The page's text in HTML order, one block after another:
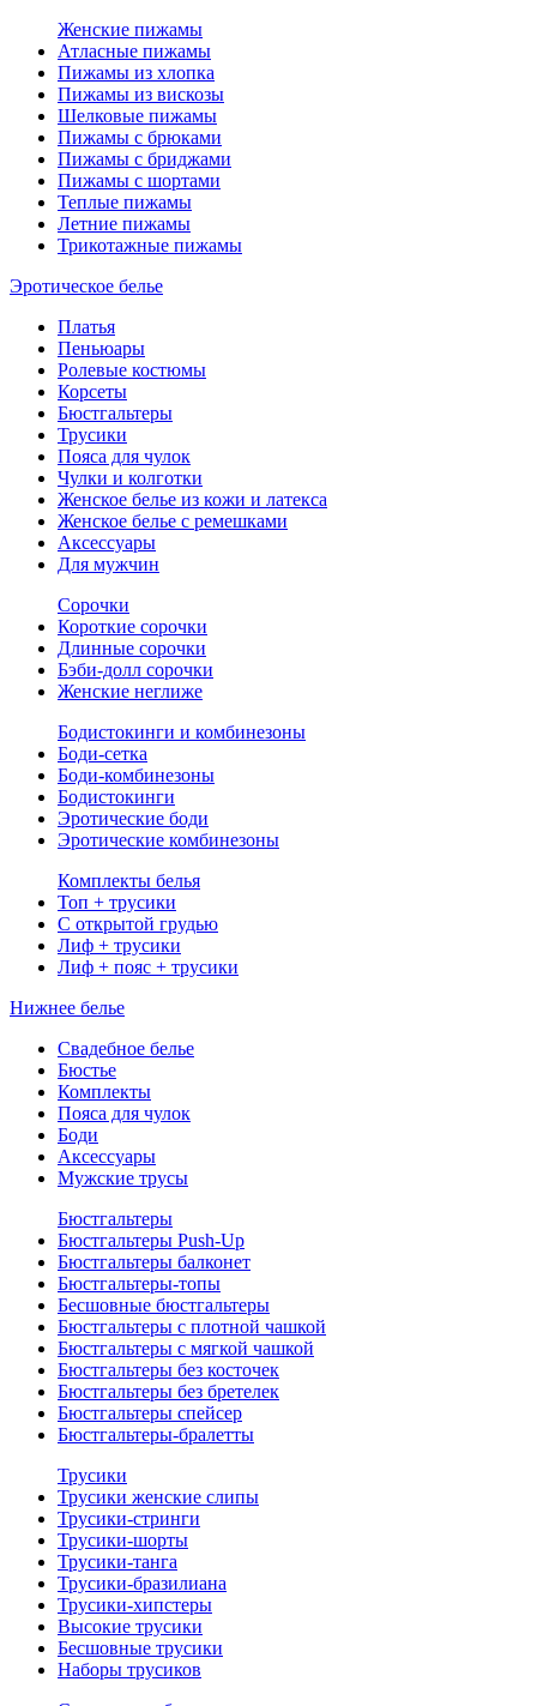
Женские пижамы
Атласные пижамы
Пижамы из хлопка
Пижамы из вискозы
Шелковые пижамы
Пижамы с брюками
Пижамы с бриджами
Пижамы с шортами
Теплые пижамы
Летние пижамы
Трикотажные пижамы
Эротическое белье
Платья
Пеньюары
Ролевые костюмы
Корсеты
Бюстгальтеры
Трусики
Пояса для чулок
Чулки и колготки
Женское белье из кожи и латекса
Женское белье с ремешками
Аксессуары
Для мужчин
Сорочки
Короткие сорочки
Длинные сорочки
Бэби-долл сорочки
Женские неглиже
Бодистокинги и комбинезоны
Боди-сетка
Боди-комбинезоны
Бодистокинги
Эротические боди
Эротические комбинезоны
Комплекты белья
Топ + трусики
С открытой грудью
Лиф + трусики
Лиф + пояс + трусики
Нижнее белье
Свадебное белье
Бюстье
Комплекты
Пояса для чулок
Боди
Аксессуары
Мужские трусы
Бюстгальтеры
Бюстгальтеры Push-Up
Бюстгальтеры балконет
Бюстгальтеры-топы
Бесшовные бюстгальтеры
Бюстгальтеры с плотной чашкой
Бюстгальтеры с мягкой чашкой
Бюстгальтеры без косточек
Бюстгальтеры без бретелек
Бюстгальтеры спейсер
Бюстгальтеры-бралетты
Трусики
Трусики женские слипы
Трусики-стринги
Трусики-шорты
Трусики-танга
Трусики-бразилиана
Трусики-хипстеры
Высокие трусики
Бесшовные трусики
Наборы трусиков